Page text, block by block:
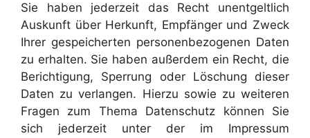
Sie haben jederzeit das Recht unentgeltlich
Auskunft über Herkunft, Empfänger und Zweck
Ihrer gespeicherten personenbezogenen Daten
zu erhalten. Sie haben außerdem ein Recht, die
Berichtigung, Sperrung oder Löschung dieser
Daten zu verlangen. Hierzu sowie zu weiteren
Fragen zum Thema Datenschutz können Sie
sich jederzeit unter der im Impressum